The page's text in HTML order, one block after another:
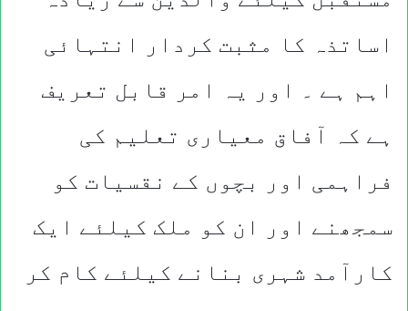
اساتذہ کا مثبت کردار انتہائی
اہم ہے ۔ اور یہ امر قابل تعریف
ہے کہ آفاق معیاری تعلیم کی
فراہمی اور بچوں کے نقسیات کو
سمجھنے اور ان کو ملک کیلئے ایک
کارآمد شہری بنانے کیلئے کام کر